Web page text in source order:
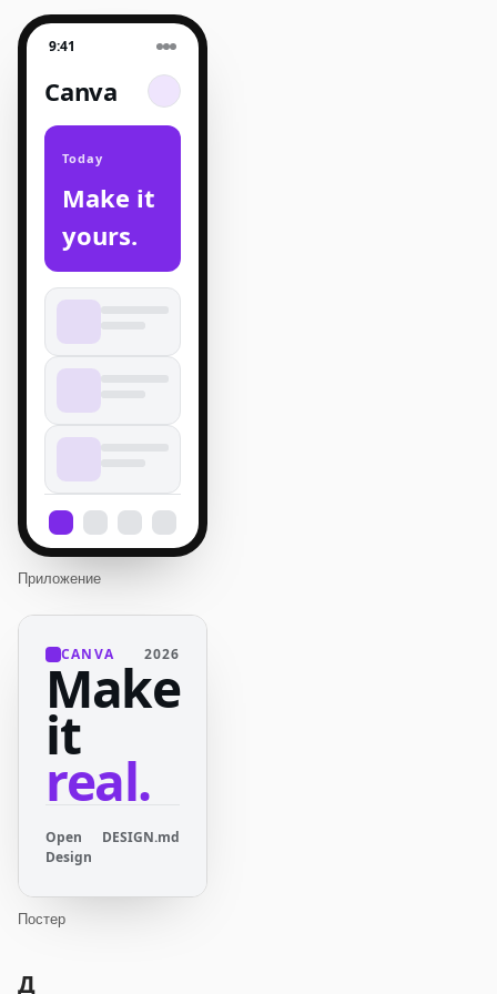
9:41
Canva
Today
Make it
yours.
Приложение
CANVA 2026
Make
it
real.
Open
Design
DESIGN.md
Постер
Д